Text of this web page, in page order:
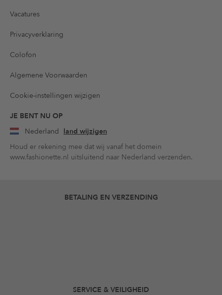
Vacatures
Privacyverklaring
Colofon
Algemene Voorwaarden
Cookie-instellingen wijzigen
JE BENT NU OP
Nederland land wijzigen
Houd er rekening mee dat wij vanaf het domein
www.fashionette.nl uitsluitend naar Nederland verzenden.
BETALING EN VERZENDING
SERVICE & VEILIGHEID